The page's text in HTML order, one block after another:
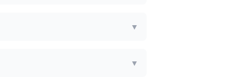
▼
▼